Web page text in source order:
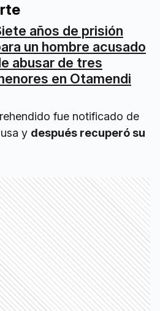
años de prisión
un hombre acusado
abusar de tres
en Otamendi
fue notificado de
y después recuperó su